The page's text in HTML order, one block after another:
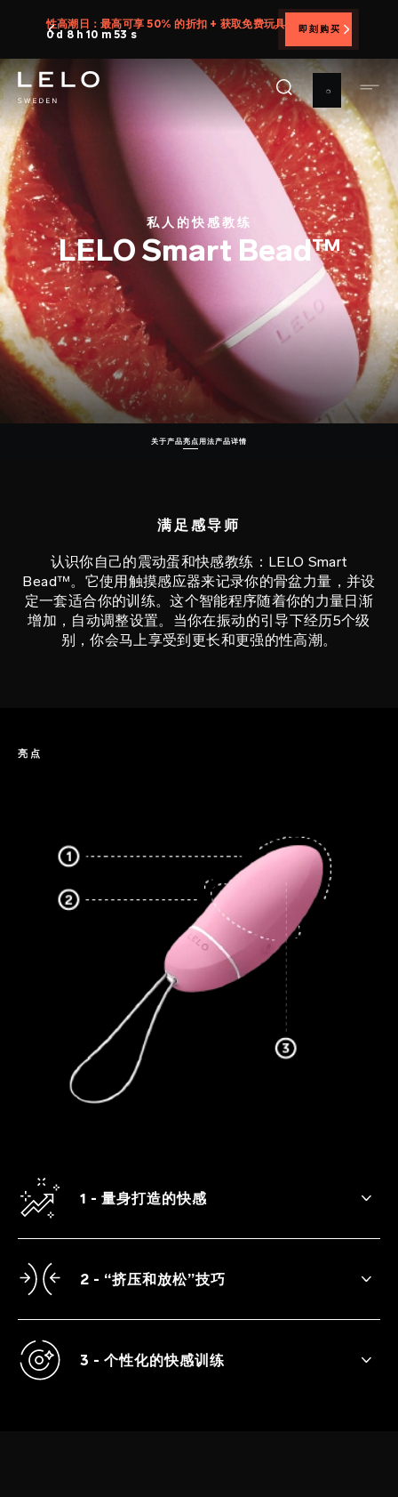
到
主
要
内
容
性高潮日：最高可享 50% 的折扣 + 获取免费玩具
0 d 8 h 10 m 51 s
即刻购买
私人的快感教练
LELO Smart Bead™
关于产品亮点用法产品详情
满足感导师
认识你自己的震动蛋和快感教练：LELO Smart
Bead™。它使用触摸感应器来记录你的骨盆力量，并设
定一套适合你的训练。这个智能程序随着你的力量日渐
增加，自动调整设置。当你在振动的引导下经历5个级
别，你会马上享受到更长和更强的性高潮。
亮点
1 - 量身打造的快感
让你享受更长、更强、更频繁的高潮。
2 - “挤压和放松”技巧
让振动引导你进行易于遵循的训练。
3 - 个性化的快感训练